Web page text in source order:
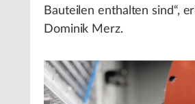
Bauteilen enthalten sind“,
Dominik Merz.